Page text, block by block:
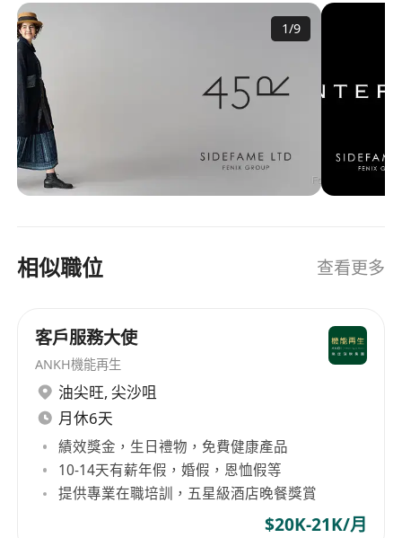
ANTEPRIMA、ANTEPRIMA WIREBAG、
ANTEPRIMA MISTO、ATSURO TAYAMA、
COCKTAIL、MARIMEKKO 及 THE LITTLE SHOP。
我們誠邀你加入我們這個充滿活力的團隊！ 可瀏覽
公司網址 : www.sidefame.com.hk
1/9
相似職位 查看更多
客戶服務大使
ANKH機能再生
油尖旺, 尖沙咀
月休6天
績效獎金，生日禮物，免費健康產品
10-14天有薪年假，婚假，恩恤假等
提供專業在職培訓，五星級酒店晚餐獎賞
$20K-21K/月